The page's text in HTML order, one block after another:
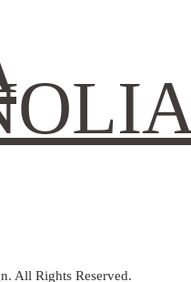
All Rights Reserved.